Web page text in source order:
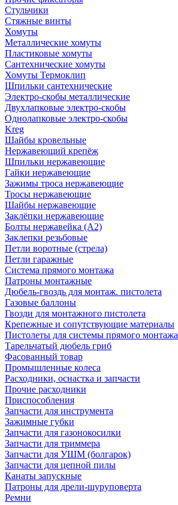
Стульчики
Стяжные винты
Хомуты
Металлические хомуты
Пластиковые хомуты
Сантехнические хомуты
Хомуты Термоклип
Шпильки сантехнические
Электро-скобы металлические
Двухлапковые электро-скобы
Однолапковые электро-скобы
Kreg
Шайбы кровельные
Нержавеющий крепёж
Шпильки нержавеющие
Гайки нержавеющие
Зажимы троса нержавеющие
Тросы нержавеющие
Шайбы нержавеющие
Заклёпки нержавеющие
Болты нержавейка (А2)
Заклепки резьбовые
Петли воротные (стрела)
Петли гаражные
Система прямого монтажа
Патроны монтажные
Дюбель-гвоздь для монтаж. пистолета
Газовые баллоны
Гвозди для монтажного пистолета
Крепежные и сопутствующие материалы
Пистолеты для системы прямого монтажа
Тарельчатый дюбель гриб
Фасованный товар
Промышленные колеса
Расходники, оснастка и запчасти
Прочие расходники
Приспособления
Запчасти для инструмента
Зажимные губки
Запчасти для газонокосилки
Запчасти для триммера
Запчасти для УШМ (болгарок)
Запчасти для цепной пилы
Канаты запускные
Патроны для дрели-шуруповерта
Ремни